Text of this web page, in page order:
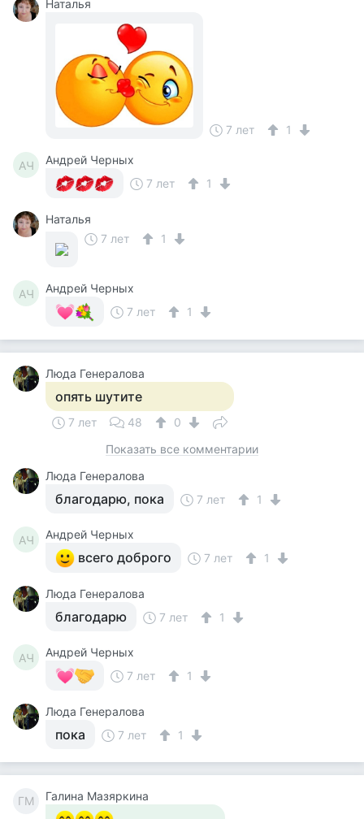
Наталья
7 лет 1
АЧ
Андрей Черных
7 лет
1
Наталья
7 лет
1
АЧ
Андрей Черных
7 лет
1
Люда Генералова
опять шутите
7 лет 48
0
Показать все комментарии
Люда Генералова
благодарю, пока 7 лет 1
АЧ Андрей Черных
всего доброго 7 лет 1
Люда Генералова
благодарю 7 лет 1
АЧ
Андрей Черных
7 лет
1
Люда Генералова
пока 7 лет 1
ГМ Галина Мазяркина